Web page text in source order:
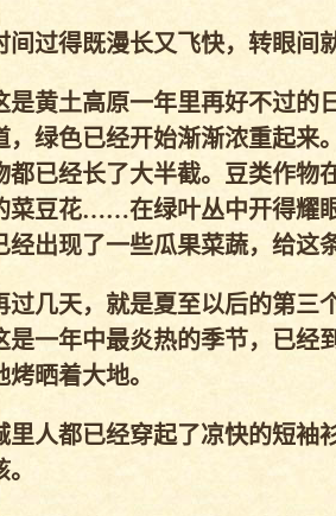
间过得既漫长又飞快，转眼间
是黄土高原一年里再好不过的
，绿色已经开始渐渐浓重起
都已经长了大半截。豆类作物
菜豆花……在绿叶丛中开得耀
经出现了一些瓜果菜蔬，给这
过几天，就是夏至以后的第
是一年中最炎热的季节，已经
烤晒着大地。
里人都已经穿起了凉快的短袖